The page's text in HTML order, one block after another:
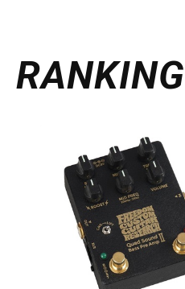
RANKING